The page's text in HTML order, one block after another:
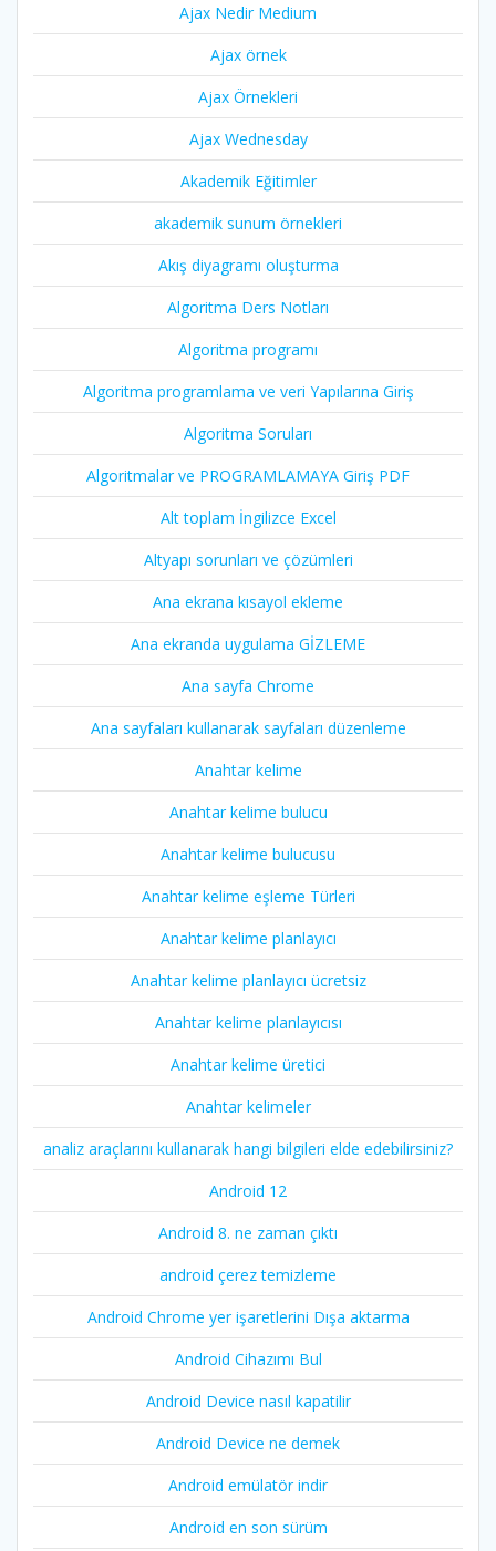
Ajax Nedir Medium
Ajax örnek
Ajax Örnekleri
Ajax Wednesday
Akademik Eğitimler
akademik sunum örnekleri
Akış diyagramı oluşturma
Algoritma Ders Notları
Algoritma programı
Algoritma programlama ve veri Yapılarına Giriş
Algoritma Soruları
Algoritmalar ve PROGRAMLAMAYA Giriş PDF
Alt toplam İngilizce Excel
Altyapı sorunları ve çözümleri
Ana ekrana kısayol ekleme
Ana ekranda uygulama GİZLEME
Ana sayfa Chrome
Ana sayfaları kullanarak sayfaları düzenleme
Anahtar kelime
Anahtar kelime bulucu
Anahtar kelime bulucusu
Anahtar kelime eşleme Türleri
Anahtar kelime planlayıcı
Anahtar kelime planlayıcı ücretsiz
Anahtar kelime planlayıcısı
Anahtar kelime üretici
Anahtar kelimeler
analiz araçlarını kullanarak hangi bilgileri elde edebilirsiniz?
Android 12
Android 8. ne zaman çıktı
android çerez temizleme
Android Chrome yer işaretlerini Dışa aktarma
Android Cihazımı Bul
Android Device nasıl kapatilir
Android Device ne demek
Android emülatör indir
Android en son sürüm